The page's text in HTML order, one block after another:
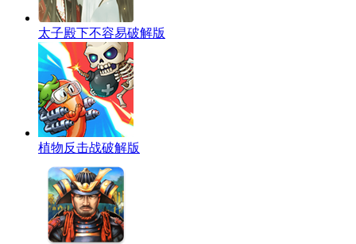
太子殿下不容易破解版
植物反击战破解版